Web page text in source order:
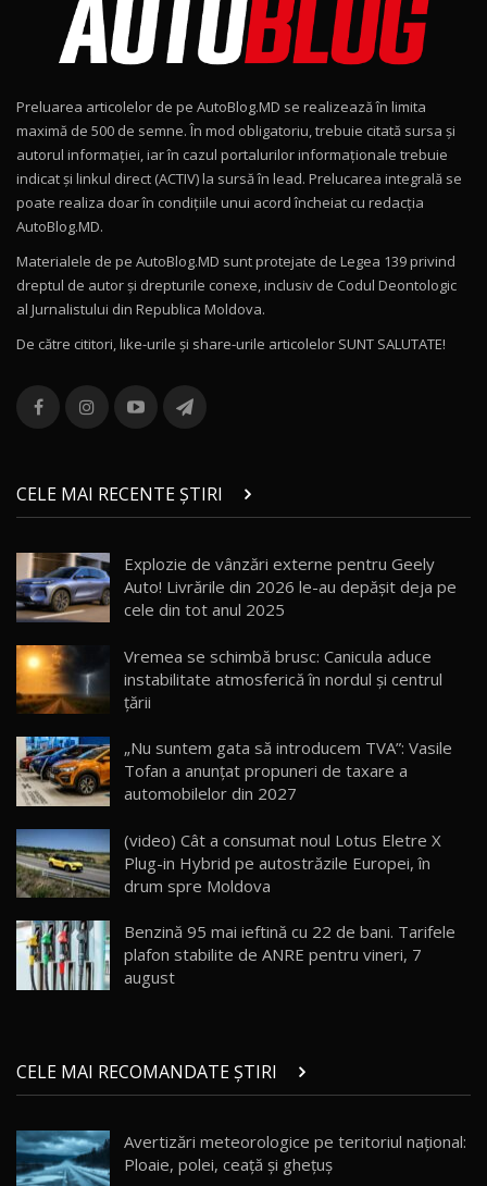
Noul Geely EX2 / Test Drive AutoBlog.MD
15:22
Mercedes-AMG E 53 HYBRID 4MATIC+ / Test
Drive AutoBlog.MD
16:27
11
Noul Volvo ES90 / Test Drive AutoBlog.MD
12
Noul MG HS / Test Drive AutoBlog.MD
16:48
13
combină aventura cu luxul / AutoBlog.MD
36:08
chinez care face lumea să se întoarcă după el
/ AutoBlog.MD
17:27
15 14:37
16
AutoBlogMD
13:10
17 20:06
Va fi modelul nr.1 BYD în Moldova? BYD Seal U
30:08
Noul Geely EX5 EM-i care a cucerit Moldova
AutoBlog.MD
23:36
20
Noul ZEEKR 7X / Test Drive AutoBlog.MD
21
AutoBlog.MD
16:59
22
Noua Mazda 6e / Test Drive AutoBlog.MD
26:59
Preluarea articolelor de pe AutoBlog.MD se realizează în limita
maximă de 500 de semne. În mod obligatoriu, trebuie citată sursa și
autorul informației, iar în cazul portalurilor informaționale trebuie
indicat și linkul direct (ACTIV) la sursă în lead. Prelucarea integrală se
poate realiza doar în condițiile unui acord încheiat cu redacţia
AutoBlog.MD.
Materialele de pe AutoBlog.MD sunt protejate de Legea 139 privind
dreptul de autor și drepturile conexe, inclusiv de Codul Deontologic
al Jurnalistului din Republica Moldova.
De către cititori, like-urile şi share-urile articolelor SUNT SALUTATE!
CELE MAI RECENTE ȘTIRI
Explozie de vânzări externe pentru Geely
Auto! Livrările din 2026 le-au depășit deja pe
cele din tot anul 2025
Vremea se schimbă brusc: Canicula aduce
instabilitate atmosferică în nordul și centrul
țării
„Nu suntem gata să introducem TVA”: Vasile
Tofan a anunțat propuneri de taxare a
automobilelor din 2027
(video) Cât a consumat noul Lotus Eletre X
Plug-in Hybrid pe autostrăzile Europei, în
drum spre Moldova
Benzină 95 mai ieftină cu 22 de bani. Tarifele
plafon stabilite de ANRE pentru vineri, 7
august
CELE MAI RECOMANDATE ȘTIRI
Avertizări meteorologice pe teritoriul național:
Ploaie, polei, ceață și ghețuș